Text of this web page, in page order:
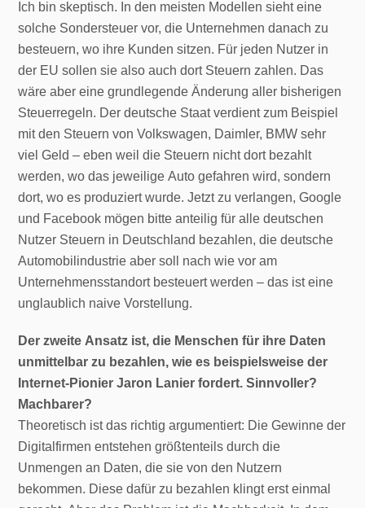
Ich bin skeptisch. In den meisten Modellen sieht eine
solche Sondersteuer vor, die Unternehmen danach zu
besteuern, wo ihre Kunden sitzen. Für jeden Nutzer in
der EU sollen sie also auch dort Steuern zahlen. Das
wäre aber eine grundlegende Änderung aller bisherigen
Steuerregeln. Der deutsche Staat verdient zum Beispiel
mit den Steuern von Volkswagen, Daimler, BMW sehr
viel Geld – eben weil die Steuern nicht dort bezahlt
werden, wo das jeweilige Auto gefahren wird, sondern
dort, wo es produziert wurde. Jetzt zu verlangen, Google
und Facebook mögen bitte anteilig für alle deutschen
Nutzer Steuern in Deutschland bezahlen, die deutsche
Automobilindustrie aber soll nach wie vor am
Unternehmensstandort besteuert werden – das ist eine
unglaublich naive Vorstellung.
Der zweite Ansatz ist, die Menschen für ihre Daten
unmittelbar zu bezahlen, wie es beispielsweise der
Internet-Pionier Jaron Lanier fordert. Sinnvoller?
Machbarer?
Theoretisch ist das richtig argumentiert: Die Gewinne der
Digitalfirmen entstehen größtenteils durch die
Unmengen an Daten, die sie von den Nutzern
bekommen. Diese dafür zu bezahlen klingt erst einmal